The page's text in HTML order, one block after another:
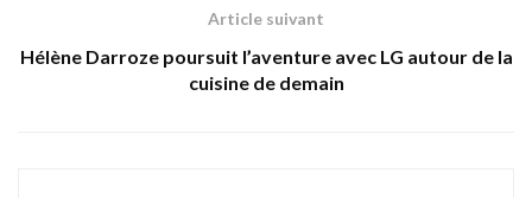
Article suivant
Hélène Darroze poursuit l’aventure avec LG autour de la
cuisine de demain